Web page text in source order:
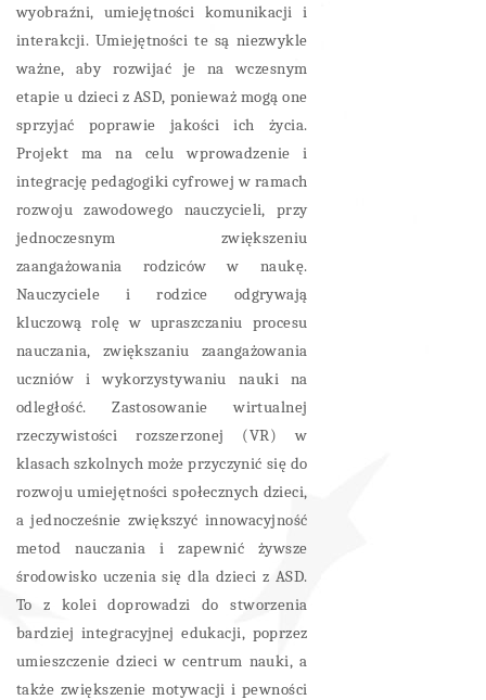
wyobraźni, umiejętności komunikacji i
interakcji. Umiejętności te są niezwykle
ważne, aby rozwijać je na wczesnym
etapie u dzieci z ASD, ponieważ mogą one
sprzyjać poprawie jakości ich życia.
Projekt ma na celu wprowadzenie i
integrację pedagogiki cyfrowej w ramach
rozwoju zawodowego nauczycieli, przy
jednoczesnym zwiększeniu
zaangażowania rodziców w naukę.
Nauczyciele i rodzice odgrywają
kluczową rolę w upraszczaniu procesu
nauczania, zwiększaniu zaangażowania
uczniów i wykorzystywaniu nauki na
odległość. Zastosowanie wirtualnej
rzeczywistości rozszerzonej (VR) w
klasach szkolnych może przyczynić się do
rozwoju umiejętności społecznych dzieci,
a jednocześnie zwiększyć innowacyjność
metod nauczania i zapewnić żywsze
środowisko uczenia się dla dzieci z ASD.
To z kolei doprowadzi do stworzenia
bardziej integracyjnej edukacji, poprzez
umieszczenie dzieci w centrum nauki, a
także zwiększenie motywacji i pewności